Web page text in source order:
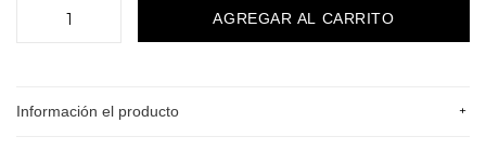
+
Información el producto